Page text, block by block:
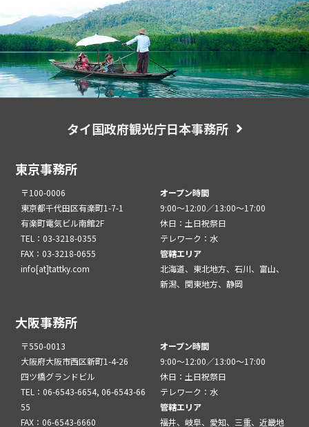
タイ国政府観光庁日本事務所
東京事務所
〒100-0006
東京都千代田区有楽町1-7-1
有楽町電気ビル南館2F
TEL：03-3218-0355
FAX：03-3218-0655
info[at]tattky.com
オープン時間
9:00～12:00／13:00～17:00
休日：土日祝祭日
テレワーク：水
管轄エリア
北海道、東北地方、石川、富山、
新潟、関東地方、静岡
大阪事務所
〒550-0013
大阪府大阪市西区新町1-4-26
四ツ橋グランドビル
TEL：06-6543-6654, 06-6543-66
55
FAX：06-6543-6660
オープン時間
9:00～12:00／13:00～17:00
休日：土日祝祭日
テレワーク：水
管轄エリア
福井、岐阜、愛知、三重、近畿地